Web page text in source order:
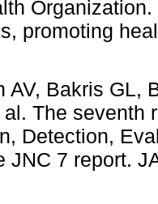
promoting
AV, Bakris GL,
al. The seventh
Detection,
JNC 7 report.